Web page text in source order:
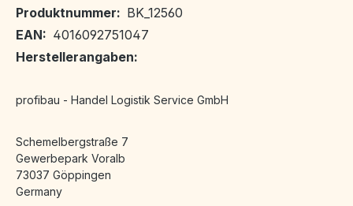
Produktnummer: BK_12560
EAN: 4016092751047
Herstellerangaben:
profibau - Handel Logistik Service GmbH
Schemelbergstraße 7
Gewerbepark Voralb
73037 Göppingen
Germany